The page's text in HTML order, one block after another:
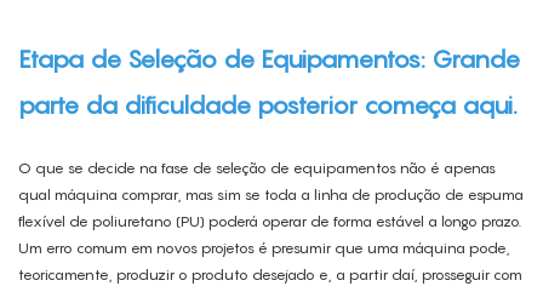
Etapa de Seleção de Equipamentos: Grande
parte da dificuldade posterior começa aqui.
O que se decide na fase de seleção de equipamentos não é apenas
qual máquina comprar, mas sim se toda a linha de produção de espuma
flexível de poliuretano (PU) poderá operar de forma estável a longo prazo.
Um erro comum em novos projetos é presumir que uma máquina pode,
teoricamente, produzir o produto desejado e, a partir daí, prosseguir com